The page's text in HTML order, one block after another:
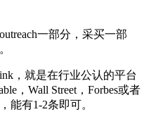
一部分，采买一部
，就是在行业公认的平台
，Wall Street，Forbes或者
能有1-2条即可。